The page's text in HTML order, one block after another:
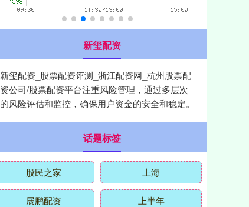
新玺配资
新玺配资_股票配资评测_浙江配资网_杭州股票配
资公司/股票配资平台注重风险管理，通过多层次
的风险评估和监控，确保用户资金的安全和稳定。
话题标签
股民之家 上海
展鹏配资 上半年